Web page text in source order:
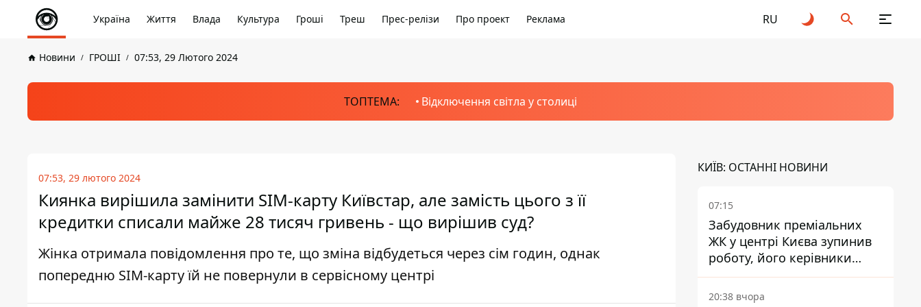
Україна Життя Влада Культура Гроші Треш Прес-релізи Про проект Реклама RU
Новини ГРОШІ 07:53, 29 Лютого 2024
ТОПТЕМА: Відключення світла у столиці
07:53, 29 лютого 2024
Киянка вирішила замінити SIM-карту Київстар, але замість цього з її
кредитки списали майже 28 тисяч гривень - що вирішив суд?
Жінка отримала повідомлення про те, що зміна відбудеться через сім годин, однак
попередню SIM-карту їй не повернули в сервісному центрі
КИЇВ: ОСТАННІ НОВИНИ
07:15
Забудовник преміальних
ЖК у центрі Києва зупинив
роботу, його керівники
втекли з України - Bihus.info
20:38 вчора